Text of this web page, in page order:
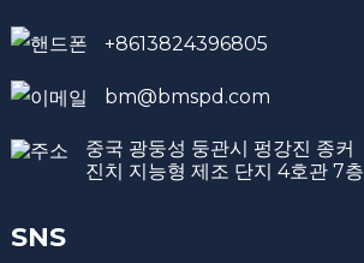
+8613824396805
bm@bmspd.com
중국 광둥성 둥관시 펑강진 종커
진치 지능형 제조 단지 4호관 7층
SNS